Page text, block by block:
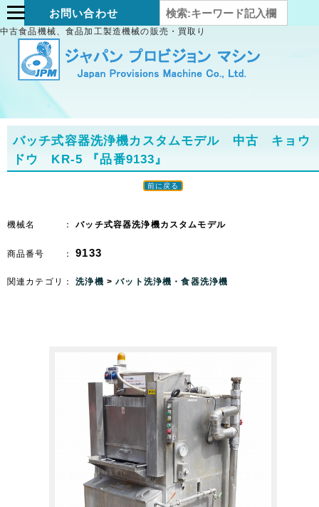
お問い合わせ
中古食品機械、食品加工製造機械の販売・買取り
バッチ式容器洗浄機カスタムモデル 中古 キョウ
ドウ KR-5
『品番9133』
前に戻る
機械名 ：バッチ式容器洗浄機カスタムモデル
商品番号 ：9133
関連カテゴリ：洗浄機 >バット洗浄機・食器洗浄機